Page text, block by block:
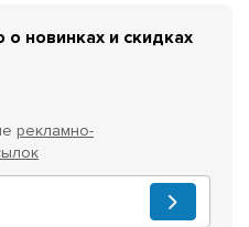
новинках и скидках
рекламно-